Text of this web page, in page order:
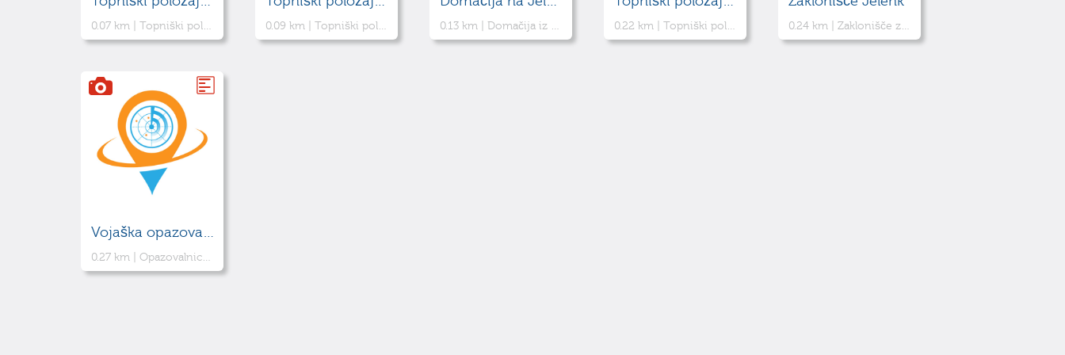
0.07 km |Topniški položaj za potrebe italjanske vojske ob tedanji Rapalski meji 0.09 km |Topniški položaj za potrebe italjanske vojske ob tedanji Rapalski meji 0.13 km |Domačija iz 20. stoletja je vpisana v register kulturne dediščine. Posebnost je pokriti vodnjak v obliki kapelice. 0.22 km |Topniški položaj za potrebe italjanske vojske ob tedanji Rapalski meji 0.24 km |Zaklonišče za potrebe italjanske vojske ob tedanji Rapalski meji
Vojaška opazovalnica
0.27 km |Opazovalnica za potrebe italjanske vojske ob tedanji Rapalski meji